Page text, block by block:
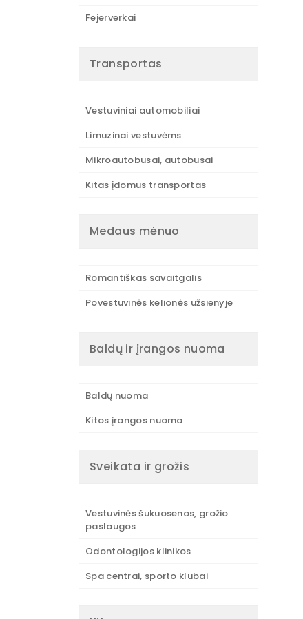
Fejerverkai
Transportas
Vestuviniai automobiliai
Limuzinai vestuvėms
Mikroautobusai, autobusai
Kitas įdomus transportas
Medaus mėnuo
Romantiškas savaitgalis
Povestuvinės kelionės užsienyje
Baldų ir įrangos nuoma
Baldų nuoma
Kitos įrangos nuoma
Sveikata ir grožis
Vestuvinės šukuosenos, grožio
paslaugos
Odontologijos klinikos
Spa centrai, sporto klubai